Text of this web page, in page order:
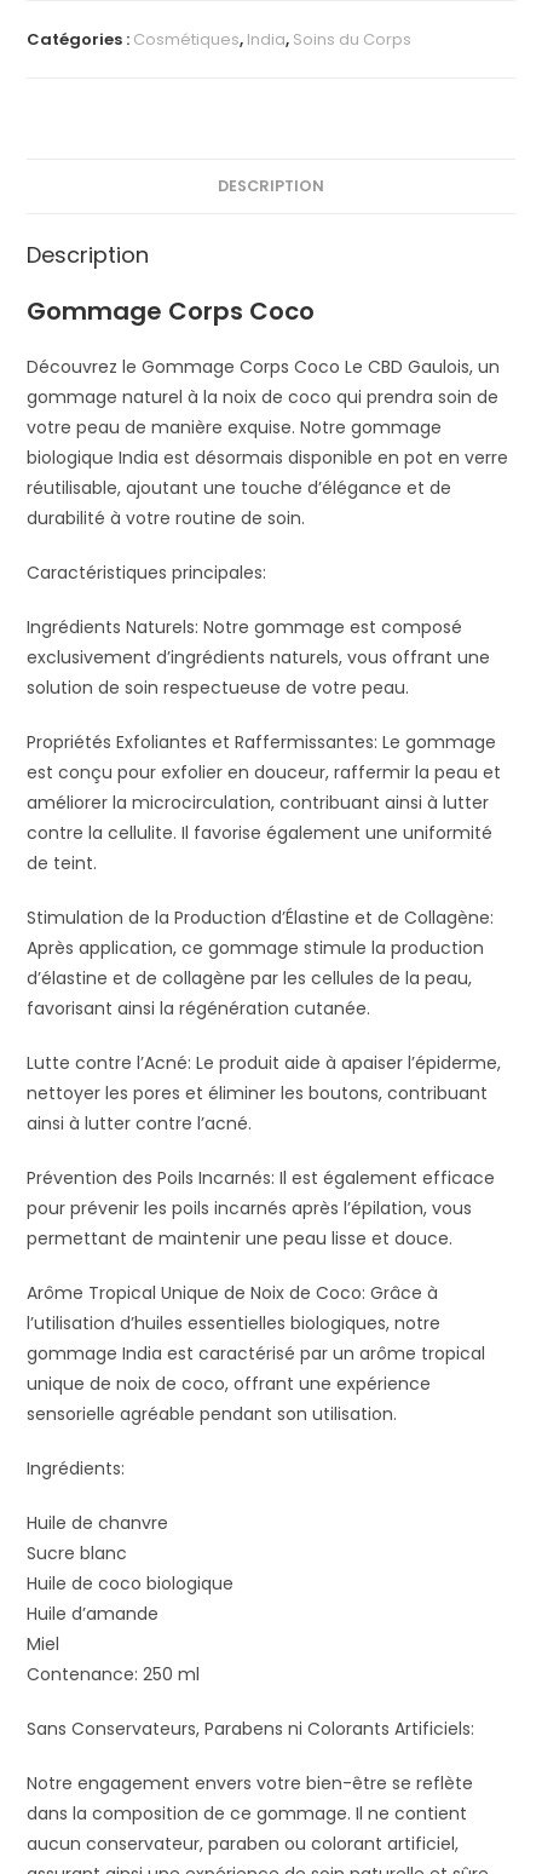
CORPS
Catégories : Cosmétiques, India, Soins du Corps
DESCRIPTION
Description
Gommage Corps Coco
Découvrez le Gommage Corps Coco Le CBD Gaulois, un
gommage naturel à la noix de coco qui prendra soin de
votre peau de manière exquise. Notre gommage
biologique India est désormais disponible en pot en verre
réutilisable, ajoutant une touche d’élégance et de
durabilité à votre routine de soin.
Caractéristiques principales:
Ingrédients Naturels: Notre gommage est composé
exclusivement d’ingrédients naturels, vous offrant une
solution de soin respectueuse de votre peau.
Propriétés Exfoliantes et Raffermissantes: Le gommage
est conçu pour exfolier en douceur, raffermir la peau et
améliorer la microcirculation, contribuant ainsi à lutter
contre la cellulite. Il favorise également une uniformité
de teint.
Stimulation de la Production d’Élastine et de Collagène:
Après application, ce gommage stimule la production
d’élastine et de collagène par les cellules de la peau,
favorisant ainsi la régénération cutanée.
Lutte contre l’Acné: Le produit aide à apaiser l’épiderme,
nettoyer les pores et éliminer les boutons, contribuant
ainsi à lutter contre l’acné.
Prévention des Poils Incarnés: Il est également efficace
pour prévenir les poils incarnés après l’épilation, vous
permettant de maintenir une peau lisse et douce.
Arôme Tropical Unique de Noix de Coco: Grâce à
l’utilisation d’huiles essentielles biologiques, notre
gommage India est caractérisé par un arôme tropical
unique de noix de coco, offrant une expérience
sensorielle agréable pendant son utilisation.
Ingrédients:
Huile de chanvre
Sucre blanc
Huile de coco biologique
Huile d’amande
Miel
Contenance: 250 ml
Sans Conservateurs, Parabens ni Colorants Artificiels:
Notre engagement envers votre bien-être se reflète
dans la composition de ce gommage. Il ne contient
aucun conservateur, paraben ou colorant artificiel,